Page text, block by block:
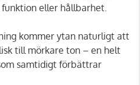
eller hållbarhet.
kommer ytan naturligt att
till mörkare ton – en helt
samtidigt förbättrar